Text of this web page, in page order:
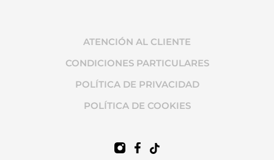
ATENCIÓN AL CLIENTE
CONDICIONES PARTICULARES
POLÍTICA DE PRIVACIDAD
POLÍTICA DE COOKIES